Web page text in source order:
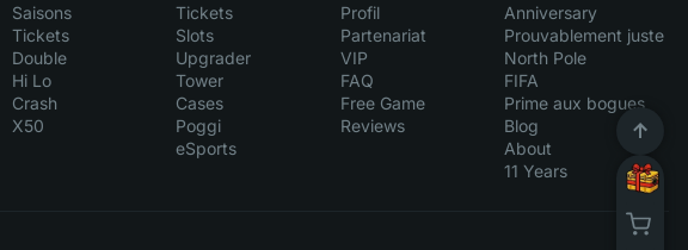
Saisons
Tickets
Double
Hi Lo
Crash
X50
Tickets
Slots
Upgrader
Tower
Cases
Poggi
eSports
Profil
Partenariat
VIP
FAQ
Free Game
Reviews
Anniversary
Prouvablement juste
North Pole
FIFA
Prime aux bogues
Blog
About
11 Years